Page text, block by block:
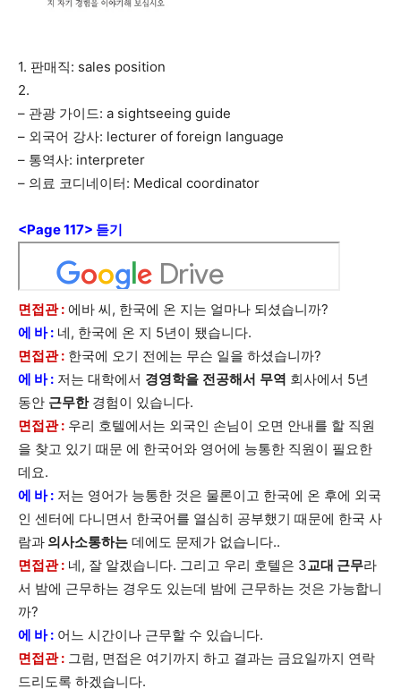
1. 판매직: sales position
2.
– 관광 가이드: a sightseeing guide
– 외국어 강사: lecturer of foreign language
– 통역사: interpreter
– 의료 코디네이터: Medical coordinator
<Page 117> 듣기
면접관 : 에바 씨, 한국에 온 지는 얼마나 되셨습니까?
에 바 : 네, 한국에 온 지 5년이 됐습니다.
면접관 : 한국에 오기 전에는 무슨 일을 하셨습니까?
에 바 : 저는 대학에서 경영학을 전공해서 무역 회사에서 5년
동안 근무한경험이 있습니다.
면접관 : 우리 호텔에서는 외국인 손님이 오면 안내를 할 직원
을 찾고 있기 때문 에 한국어와 영어에 능통한 직원이 필요한
데요.
에 바 : 저는 영어가 능통한 것은 물론이고 한국에 온 후에 외국
인 센터에 다니면서 한국어를 열심히 공부했기 때문에 한국 사
람과 의사소통하는 데에도 문제가 없습니다..
면접관 : 네, 잘 알겠습니다. 그리고 우리 호텔은 3교대 근무라
서 밤에 근무하는 경우도 있는데 밤에 근무하는 것은 가능합니
까?
에 바 : 어느 시간이나 근무할 수 있습니다.
면접관 : 그럼, 면접은 여기까지 하고 결과는 금요일까지 연락
드리도록 하겠습니다.